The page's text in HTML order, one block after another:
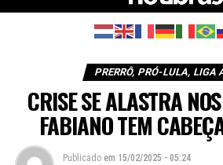
PRERRÔ, PRÓ-LULA, LIGA
CRISE SE ALASTRA
FABIANO TEM
Publicado em 15/02/2025 - 05:24